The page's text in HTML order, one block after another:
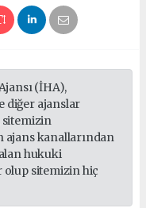
(İHA),
diğer ajanslar
sitemizin
kanallarından
hukuki
olup sitemizin hiç